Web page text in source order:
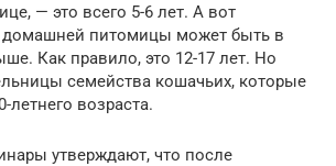
— это всего 5-6 лет. А вот
питомицы может быть в
Как правило, это 12-17 лет. Но
семейства кошачьих, которые
возраста.
утверждают, что после